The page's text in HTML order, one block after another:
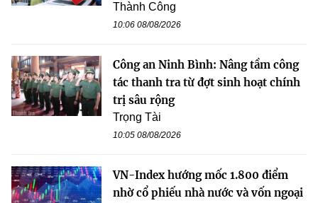
Thành Công
10:06 08/08/2026
Công an Ninh Bình: Nâng tầm công
tác thanh tra từ đợt sinh hoạt chính
trị sâu rộng
Trọng Tài
10:05 08/08/2026
VN-Index hướng mốc 1.800 điểm
nhờ cổ phiếu nhà nước và vốn ngoại